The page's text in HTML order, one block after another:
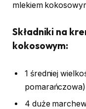
mlekiem
Składniki na
kokosowym:
1 średniej
pomarańczowa)
4 duże